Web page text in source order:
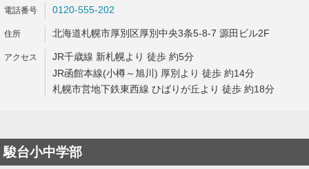
0120-555-202
北海道札幌市厚別区厚別中央3条5-8-7 源田ビル2F
JR千歳線 新札幌より 徒歩 約5分
JR函館本線(小樽～旭川) 厚別より 徒歩 約14分
札幌市営地下鉄東西線 ひばりが丘より 徒歩 約18分
駿台小中学部